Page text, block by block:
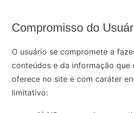
Compromisso do
O usuário se compromete a
conteúdos e da informação que
oferece no site e com caráter
limitativo: